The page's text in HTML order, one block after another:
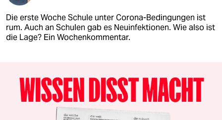
Die erste Woche Schule unter Corona-Bedingungen ist
rum. Auch an Schulen gab es Neuinfektionen. Wie also ist
die Lage? Ein Wochenkommentar.